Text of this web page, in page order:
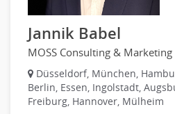
Jannik Babel
MOSS Consulting & Marketing
Düsseldorf, München,
Berlin, Essen, Ingolstadt,
Freiburg, Hannover, Mülheim